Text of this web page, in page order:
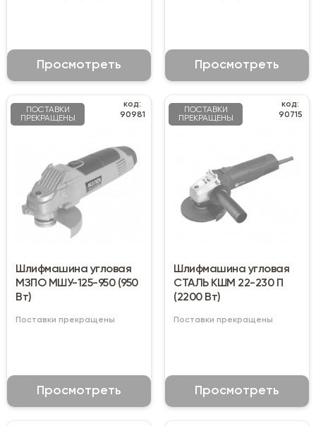
Просмотреть Просмотреть
ПОСТАВКИ
ПРЕКРАЩЕНЫ
код:
90981
Шлифмашина угловая
МЗПО МШУ-125-950 (950
Вт)
Поставки прекращены
Просмотреть
ПОСТАВКИ
ПРЕКРАЩЕНЫ
код:
90715
Шлифмашина угловая
СТАЛЬ КШМ 22-230 П
(2200 Вт)
Поставки прекращены
Просмотреть